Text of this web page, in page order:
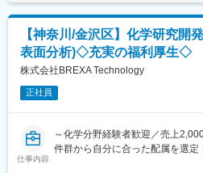
社内にはキャリアアドバイザー
リアや現職に関する相談も気軽に
変更の範囲：会社の定める業務
研究開発期間は短くても半年～
が可能です。
【営業が獲得した案件の素材開発】
営業が獲得した案件や顧客要望に
開発を行います。
要求仕様によって材質を選定し、
良い材料を開発します。
■組織構成
・5名（50代2名、20代3名）
【神奈川/金沢区】化学研究開
表面分析)◇充実の福利厚生◇
株式会社BREXA Technology
正社員
仕事内容
～化学分野経験者歓迎／売上
件群から自分に合った配属を選